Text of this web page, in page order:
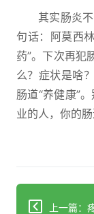
其实肠炎
句话：阿莫西
药”。下次再犯
么？症状是啥
肠道“养健康”
业的人，你的肠